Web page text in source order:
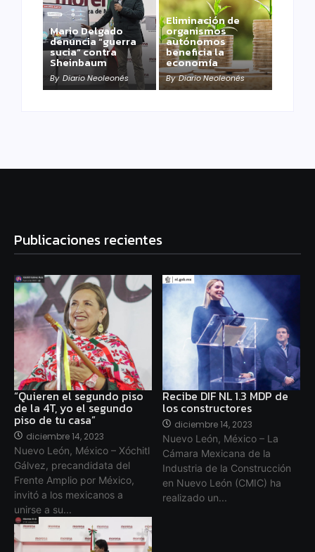
Mario Delgado
denuncia “guerra
sucia” contra
Sheinbaum
By Diario Neoleonés
Eliminación de
organismos
autónomos
beneficia la
economía
By Diario Neoleonés
Publicaciones recientes
“Quieren el segundo piso
de la 4T, yo el segundo
piso de tu casa”
diciembre 14, 2023
Nuevo León, México – Xóchitl
Gálvez, precandidata del
Frente Amplio por México,
invitó a los mexicanos a
unirse a su...
Recibe DIF NL 1.3 MDP de
los constructores
diciembre 14, 2023
Nuevo León, México – La
Cámara Mexicana de la
Industria de la Construcción
en Nuevo León (CMIC) ha
realizado un...